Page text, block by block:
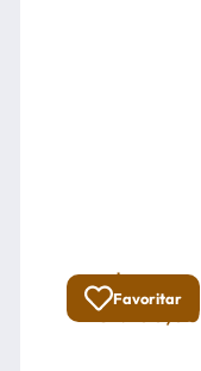
Favoritar
Total:
R$
89.900,00